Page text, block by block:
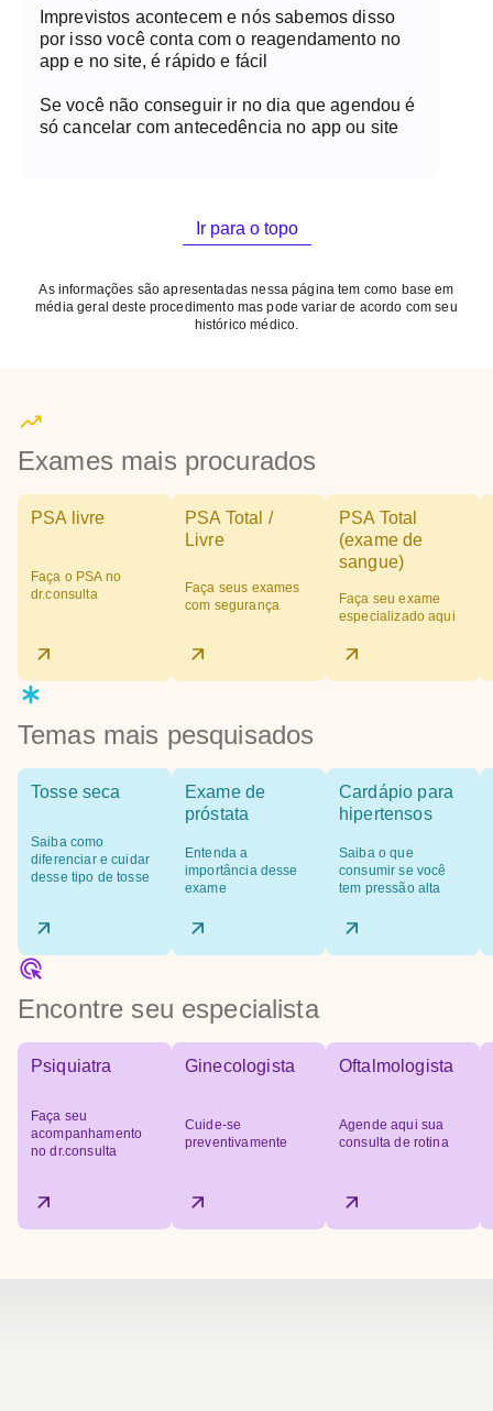
Imprevistos acontecem e nós sabemos disso
por isso você conta com o reagendamento no
app e no site, é rápido e fácil
Se você não conseguir ir no dia que agendou é
só cancelar com antecedência no app ou site
Ir para o topo
As informações são apresentadas nessa página tem como base em
média geral deste procedimento mas pode variar de acordo com seu
histórico médico.
Exames mais procurados
PSA livre
Faça o PSA no
dr.consulta
PSA Total /
Livre
Faça seus exames
com segurança
PSA Total
(exame de
sangue)
Faça seu exame
especializado aqui
Temas mais pesquisados
Tosse seca
Saiba como
diferenciar e cuidar
desse tipo de tosse
Exame de
próstata
Entenda a
importância desse
exame
Cardápio para
hipertensos
Saiba o que
consumir se você
tem pressão alta
Encontre seu especialista
Psiquiatra
Faça seu
acompanhamento
no dr.consulta
Ginecologista
Cuide-se
preventivamente
Oftalmologista
Agende aqui sua
consulta de rotina